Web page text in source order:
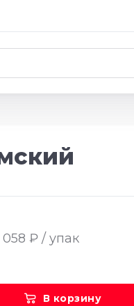
058 ₽ / упак
В корзину